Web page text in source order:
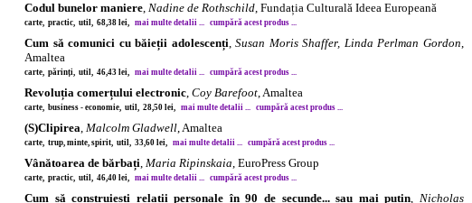
Codul bunelor maniere, Nadine de Rothschild, Fundația Culturală Ideea Europeană
carte, practic, util, 68,38 lei, mai multe detalii ... cumpără acest produs ...
Cum să comunici cu băieții adolescenți,Susan Moris Shaffer, Linda Perlman Gordon,
Amaltea
carte, părinți, util, 46,43 lei, mai multe detalii ... cumpără acest produs ...
Revoluția comerțului electronic, Coy Barefoot, Amaltea
carte, business - economie, util, 28,50 lei, mai multe detalii ... cumpără acest produs ...
(S)Clipirea, Malcolm Gladwell, Amaltea
carte, trup, minte, spirit, util, 33,60 lei, mai multe detalii ... cumpără acest produs ...
Vânătoarea de bărbați, Maria Ripinskaia, EuroPress Group
carte, practic, util, 46,40 lei, mai multe detalii ... cumpără acest produs ...
Cum să construiești relații personale în 90 de secunde... sau mai puțin,Nicholas